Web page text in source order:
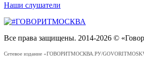
Наши слушатели
Все права защищены. 2014-2026 ©
Сетевое издание «ГОВОРИТМОСКВА.РУ/